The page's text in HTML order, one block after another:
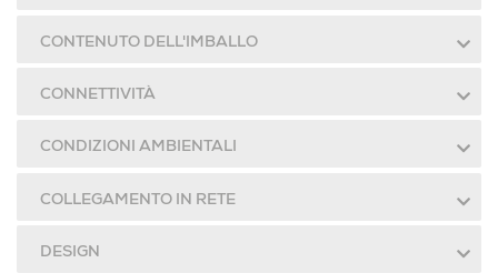
CONTENUTO DELL'IMBALLO
CONNETTIVITÀ
CONDIZIONI AMBIENTALI
COLLEGAMENTO IN RETE
DESIGN